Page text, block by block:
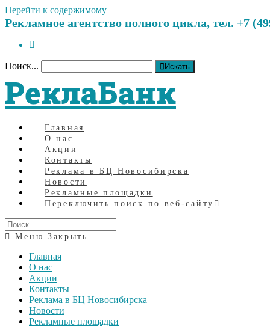
Перейти к содержимому
Рекламное агентство полного цикла, тел. +7
Поиск... Искать
РеклаБанк
Главная
О нас
Акции
Контакты
Реклама в БЦ Новосибирска
Новости
Рекламные площадки
Переключить поиск по веб-сайту
Меню Закрыть
Главная
О нас
Акции
Контакты
Реклама в БЦ Новосибирска
Новости
Рекламные площадки